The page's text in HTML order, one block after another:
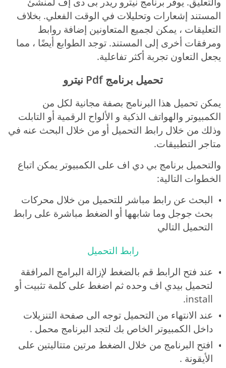
المستند إشعارات وتحليلات في الوقت الفعلي. بخلاف
التعليقات ، يمكن لجميع المتعاونين إضافة روابط
ومرفقات أخرى إلى المستند. توجد الطوابع أيضًا ، مما
يجعل التعاون تجربة أكثر تفاعلية.
تحميل برنامج Pdf نيترو
يمكن تحميل هذا البرنامج بصفة مجانية لكل من
الكمبيوتر والهواتف الذكية و الألواح الرقمية أو التابلت
وذلك من خلال رابط التحميل أو من خلال البحث عنه في
متاجر التطبيقات.
والتحميل برنامج بي دي اف على الكمبيوتر يمكن اتباع
الخطوات التالية:
البحث عن رابط مباشر للتحميل من خلال محركات
بحث جوجل وما شابهها أو الضغط مباشرة على رابط
التحميل التالي
رابط التحميل
عند فتح الرابط قم بالضغط لإزالة البرامج المرافقة
لتحميل بيدي اف وحده ثم اضغط على كلمة تثبيت أو
install.
عند الانتهاء من التحميل توجه الى صفحة التنزيلات
داخل الكمبيوتر الخاص بك لتجد البرنامج محمل .
افتح البرنامج من خلال الضغط مرتين متتاليتين على
الأيقونة .